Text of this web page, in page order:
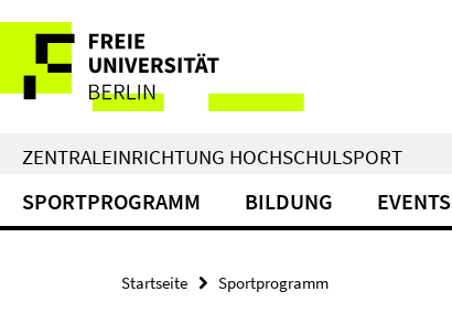
direkt
Inhalt
Service-
Navigation
ZENTRALEINRICHTUNG HOCHSCHULSPORT
SPORTPROGRAMM BILDUNG EVENTS
Startseite Sportprogramm